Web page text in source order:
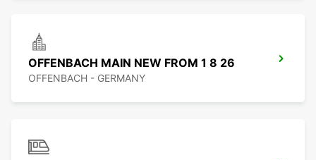
OFFENBACH MAIN NEW FROM 1 8 26
OFFENBACH - GERMANY